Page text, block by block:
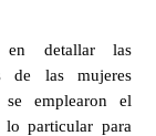
en detallar las
de las mujeres
emplearon el
particular para